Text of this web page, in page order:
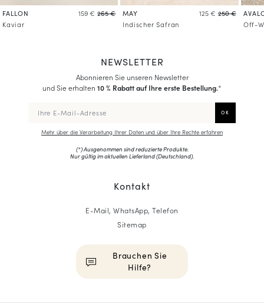
FALLON 159 € 265 €
Kaviar
MAY 125 € 250 €
Indischer Safran
Off-
NEWSLETTER
Abonnieren Sie unseren Newsletter
und Sie erhalten 10 % Rabatt auf Ihre erste Bestellung.*
Mehr über die Verarbeitung Ihrer Daten und über Ihre Rechte erfahren
(*) Ausgenommen sind reduzierte Produkte.
Nur gültig im aktuellen Lieferland (Deutschland).
Kontakt
E-Mail, WhatsApp, Telefon
Sitemap
Brauchen Sie
Hilfe?